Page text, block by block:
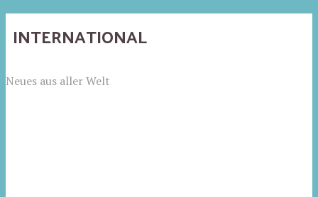
INTERNATIONAL
Neues aus aller Welt